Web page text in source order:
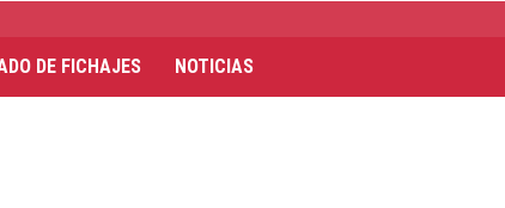
DE FICHAJES NOTICIAS